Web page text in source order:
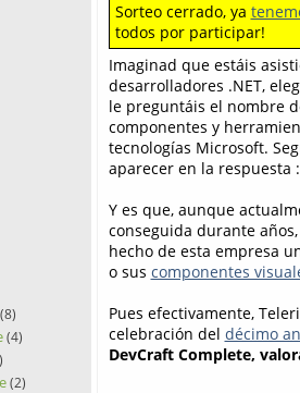
(8)
(4)
(2)
Sorteo cerrado, ya
todos por participar!
Imaginad que estáis
desarrolladores .NET,
le preguntáis el nombre
componentes y
tecnologías Microsoft.
aparecer en la respuesta
Y es que, aunque
conseguida durante
hecho de esta empresa
o sus componentes
Pues efectivamente,
celebración del décimo
DevCraft Complete,